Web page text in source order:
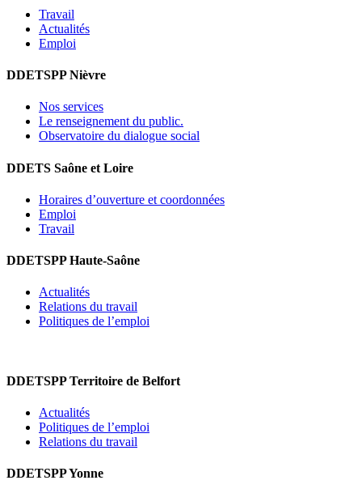
Travail
Actualités
Emploi
DDETSPP Nièvre
Nos services
Le renseignement du public.
Observatoire du dialogue social
DDETS Saône et Loire
Horaires d’ouverture et coordonnées
Emploi
Travail
DDETSPP Haute-Saône
Actualités
Relations du travail
Politiques de l’emploi
DDETSPP Territoire de Belfort
Actualités
Politiques de l’emploi
Relations du travail
DDETSPP Yonne